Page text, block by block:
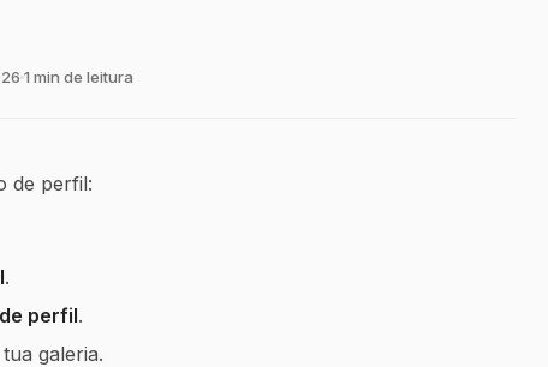
1 min de leitura
de perfil:
.
perfil.
galeria.